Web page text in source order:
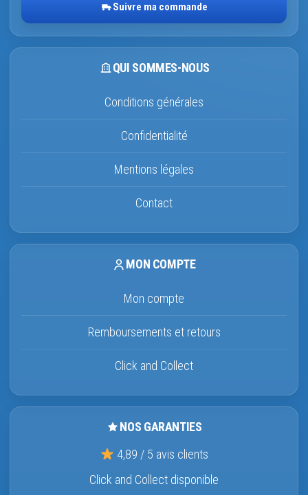
Suivre ma commande
QUI SOMMES-NOUS
Conditions générales
Confidentialité
Mentions légales
Contact
MON COMPTE
Mon compte
Remboursements et retours
Click and Collect
NOS GARANTIES
4,89 / 5 avis clients
Click and Collect disponible